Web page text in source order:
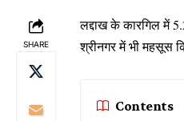
SHARE
लद्दाख के कारगिल में
श्रीनगर में भी महसूस
Contents